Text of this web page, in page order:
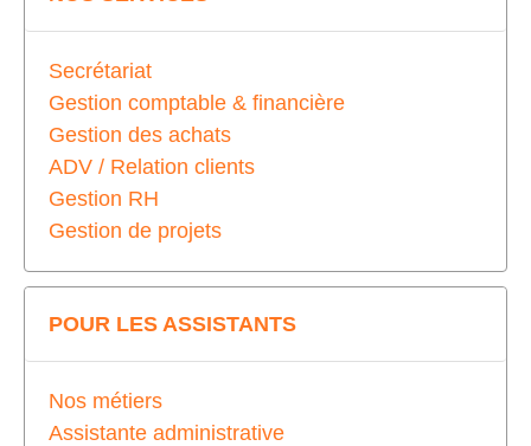
Secrétariat
Gestion comptable & financière
Gestion des achats
ADV / Relation clients
Gestion RH
Gestion de projets
POUR LES ASSISTANTS
Nos métiers
Assistante administrative